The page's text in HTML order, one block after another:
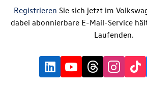
Registrieren Sie sich jetzt im
dabei abonnierbare E-Mail-Service
Laufenden.